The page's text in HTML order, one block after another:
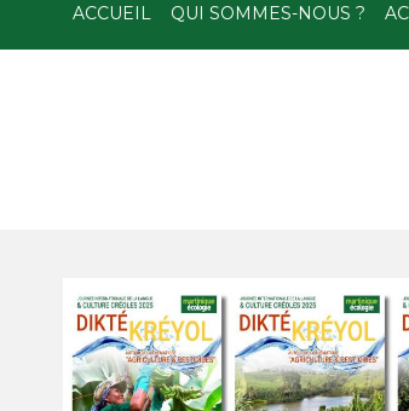
ACCUEIL QUI SOMMES-NOUS ?